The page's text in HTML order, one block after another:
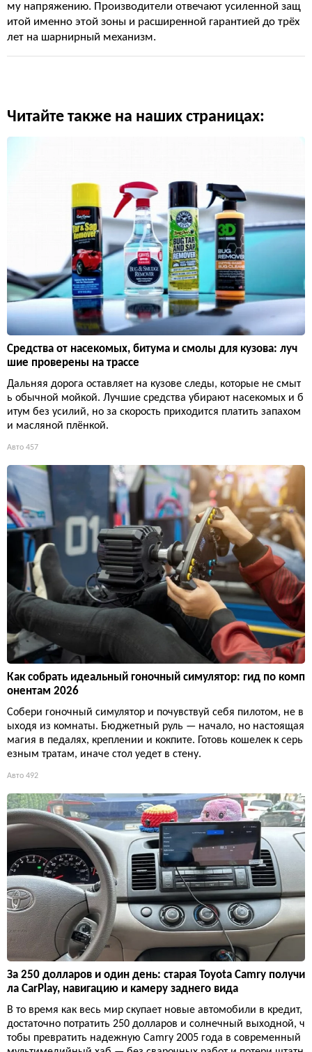
му напряжению. Производители отвечают усиленной защ
итой именно этой зоны и расширенной гарантией до трёх
лет на шарнирный механизм.
Читайте также на наших страницах:
Средства от насекомых, битума и смолы для кузова: луч
шие проверены на трассе
Дальняя дорога оставляет на кузове следы, которые не смыт
ь обычной мойкой. Лучшие средства убирают насекомых и б
итум без усилий, но за скорость приходится платить запахом
и масляной плёнкой.
Авто 457
Как собрать идеальный гоночный симулятор: гид по комп
онентам 2026
Собери гоночный симулятор и почувствуй себя пилотом, не в
ыходя из комнаты. Бюджетный руль — начало, но настоящая
магия в педалях, креплении и кокпите. Готовь кошелек к серь
езным тратам, иначе стол уедет в стену.
Авто 492
За 250 долларов и один день: старая Toyota Camry получи
ла CarPlay, навигацию и камеру заднего вида
В то время как весь мир скупает новые автомобили в кредит,
достаточно потратить 250 долларов и солнечный выходной, ч
тобы превратить надежную Camry 2005 года в современный